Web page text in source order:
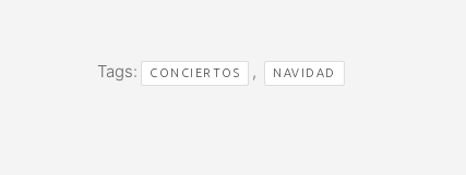
Tags: CONCIERTOS , NAVIDAD